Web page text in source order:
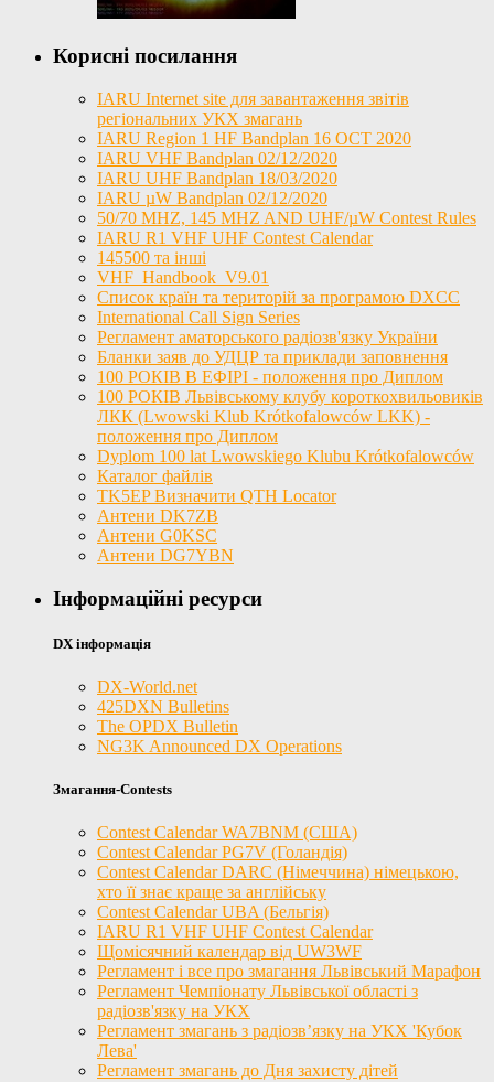
Корисні посилання
IARU Internet site для завантаження звітів
регіональних УКХ змагань
IARU Region 1 HF Bandplan 16 OCT 2020
IARU VHF Bandplan 02/12/2020
IARU UHF Bandplan 18/03/2020
IARU µW Bandplan 02/12/2020
50/70 MHZ, 145 MHZ AND UHF/µW Contest Rules
IARU R1 VHF UHF Contest Calendar
145500 та інші
VHF_Handbook_V9.01
Список країн та територій за програмою DXCC
International Call Sign Series
Регламент аматорського радіозв'язку України
Бланки заяв до УДЦР та приклади заповнення
100 РОКІВ В ЕФІРІ - положення про Диплом
100 РОКІВ Львівському клубу короткохвильовиків
ЛКК (Lwowski Klub Krótkofalowców LKK) -
положення про Диплом
Dyplom 100 lat Lwowskiego Klubu Krótkofalowców
Каталог файлів
TK5EP Визначити QTH Locator
Антени DK7ZB
Антени G0KSC
Антени DG7YBN
Інформаційні ресурси
DX інформація
DX-World.net
425DXN Bulletins
The OPDX Bulletin
NG3K Announced DX Operations
Змагання-Contests
Contest Calendar WA7BNM (США)
Contest Calendar PG7V (Голандія)
Contest Calendar DARC (Німеччина) німецькою,
хто її знає краще за англійську
Contest Calendar UBA (Бельгія)
IARU R1 VHF UHF Contest Calendar
Щомісячний календар від UW3WF
Регламент і все про змагання Львівський Марафон
Регламент Чемпіонату Львівської області з
радіозв'язку на УКХ
Регламент змагань з радіозв’язку на УКХ 'Кубок
Лева'
Регламент змагань до Дня захисту дітей